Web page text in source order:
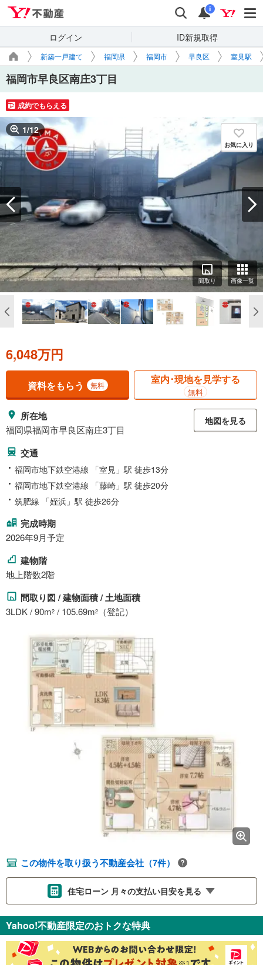
検索 通知
i
ログイン ID新規取得
新築一戸建て 福岡県 福岡市 早良区 室見駅
福岡市早良区南庄3丁目
成約でもらえる
1/12
お気に入り
間取り 画像一覧
6,048万円
資料をもらう 無料 室内･現地を見学する
無料
所在地
福岡県福岡市早良区南庄3丁目
地図を見る
交通
福岡市地下鉄空港線 「室見」駅 徒歩13分
福岡市地下鉄空港線 「藤崎」駅 徒歩20分
筑肥線 「姪浜」駅 徒歩26分
完成時期
2026年9月予定
建物階
地上階数2階
間取り図 / 建物面積 / 土地面積
3LDK / 90m2 / 105.69m2 （登記）
この物件を取り扱う不動産会社（7件）
住宅ローン 月々の支払い目安を見る
金利 ％
Yahoo!不動産限定のおトクな特典